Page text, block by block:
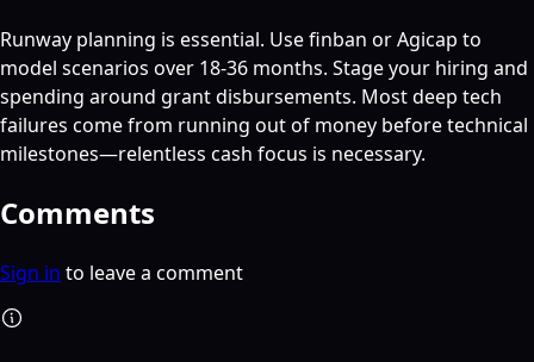
Runway planning is essential. Use finban or Agicap to
model scenarios over 18-36 months. Stage your hiring and
spending around grant disbursements. Most deep tech
failures come from running out of money before technical
milestones—relentless cash focus is necessary.
Comments
Sign in to leave a comment